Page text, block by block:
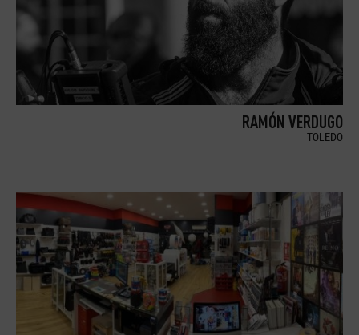
RAMÓN VERDUGO
TOLEDO